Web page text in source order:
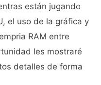
están jugando
el uso de la gráfica y
RAM entre
les mostraré
detalles de forma